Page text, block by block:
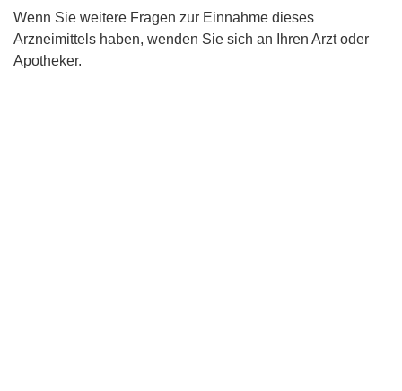
Wenn Sie weitere Fragen zur Einnahme dieses
Arzneimittels haben, wenden Sie sich an Ihren Arzt oder
Apotheker.